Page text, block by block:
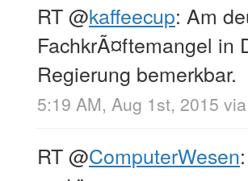
RT@kaffeecup: Am
FachkrÃ¤ftemangel in
Regierung bemerkbar.
5:19 AM, Aug 1st, 2015 via
RT@ComputerWesen